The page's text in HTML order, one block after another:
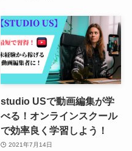
studio USで動画編集が学
べる！オンラインスクール
で効率良く学習しよう！
2021年7月14日